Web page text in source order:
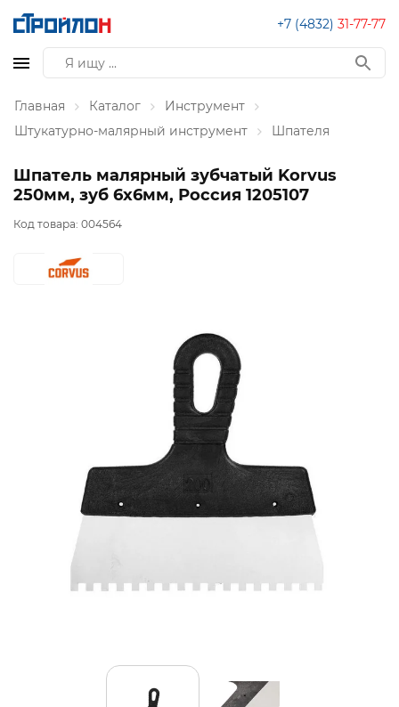
+7 (4832) 31-77-77
Главная Каталог
Инструмент
Штукатурно-малярный инструмент
Шпателя
Шпатель малярный зубчатый Korvus
250мм, зуб 6х6мм, Россия 1205107
Код товара: 004564